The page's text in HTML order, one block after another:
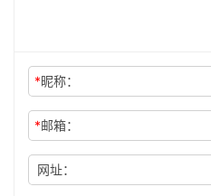
*昵称：
*邮箱：
网址：